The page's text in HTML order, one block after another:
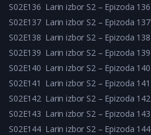
S02E136 Larin izbor S2 – Epizoda 136
S02E137 Larin izbor S2 – Epizoda 137
S02E138 Larin izbor S2 – Epizoda 138
S02E139 Larin izbor S2 – Epizoda 139
S02E140 Larin izbor S2 – Epizoda 140
S02E141 Larin izbor S2 – Epizoda 141
S02E142 Larin izbor S2 – Epizoda 142
S02E143 Larin izbor S2 – Epizoda 143
S02E144 Larin izbor S2 – Epizoda 144